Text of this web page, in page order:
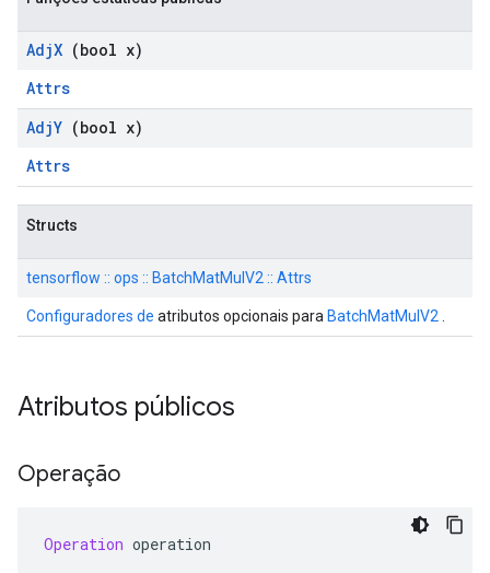
AdjX (bool x)
Attrs
AdjY (bool x)
Attrs
Structs
tensorflow :: ops :: BatchMatMulV2 :: Attrs
Configuradores de atributos opcionais para BatchMatMulV2
Atributos públicos
Operação
Operation operation